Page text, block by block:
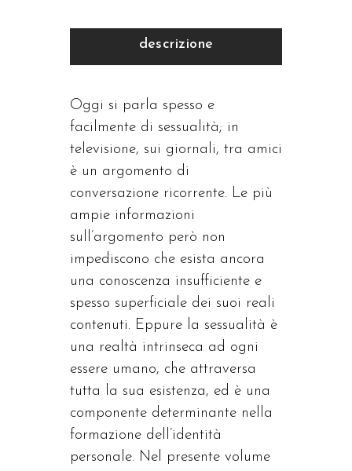
descrizione
Oggi si parla spesso e
facilmente di sessualità; in
televisione, sui giornali, tra amici
è un argomento di
conversazione ricorrente. Le più
ampie informazioni
sull’argomento però non
impediscono che esista ancora
una conoscenza insufficiente e
spesso superficiale dei suoi reali
contenuti. Eppure la sessualità è
una realtà intrinseca ad ogni
essere umano, che attraversa
tutta la sua esistenza, ed è una
componente determinante nella
formazione dell’identità
personale. Nel presente volume